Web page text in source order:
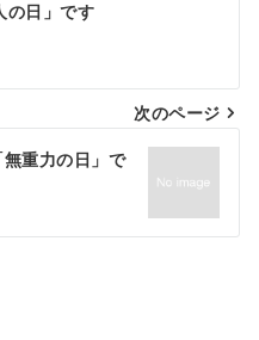
の日」です
次のページ
重力の日」で